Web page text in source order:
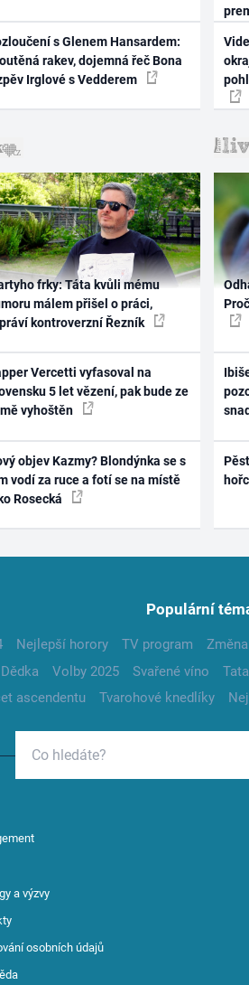
s Glenem Hansardem:
rakev, dojemná řeč Bona
Irglové s Vedderem
frky: Táta kvůli mému
málem přišel o práci,
kontroverzní Řezník
Vercetti vyfasoval na
5 let vězení, pak bude ze
vyhoštěn
objev Kazmy? Blondýnka se s
vodí za ruce a fotí se na místě
Rosecká
Populární
Nejlepší horory TV program
Volby 2025 Svařené víno
ascendentu
Tvarohové knedlíky
a výzvy
osobních údajů